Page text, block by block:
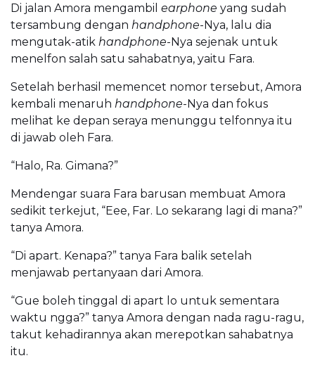
Di jalan Amora mengambil earphone yang sudah
tersambung dengan handphone-Nya, lalu dia
mengutak-atik handphone-Nya sejenak untuk
menelfon salah satu sahabatnya, yaitu Fara.
Setelah berhasil memencet nomor tersebut, Amora
kembali menaruh handphone-Nya dan fokus
melihat ke depan seraya menunggu telfonnya itu
di jawab oleh Fara.
“Halo, Ra. Gimana?”
Mendengar suara Fara barusan membuat Amora
sedikit terkejut, “Eee, Far. Lo sekarang lagi di mana?”
tanya Amora.
“Di apart. Kenapa?” tanya Fara balik setelah
menjawab pertanyaan dari Amora.
“Gue boleh tinggal di apart lo untuk sementara
waktu ngga?” tanya Amora dengan nada ragu-ragu,
takut kehadirannya akan merepotkan sahabatnya
itu.